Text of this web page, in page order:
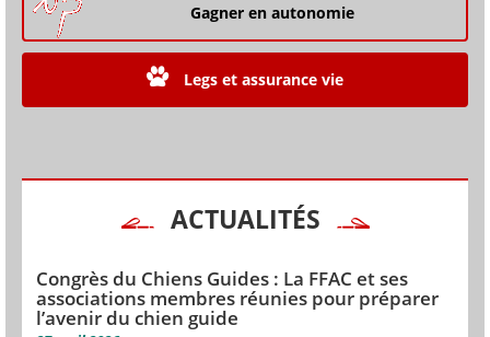
Gagner en autonomie
Legs et assurance vie
ACTUALITÉS
Congrès du Chiens Guides : La FFAC et ses
associations membres réunies pour préparer
l’avenir du chien guide